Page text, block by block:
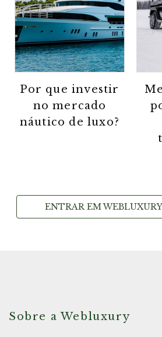
Por que investir
no mercado
náutico de luxo?
ENTRAR EM
Sobre a Webluxury